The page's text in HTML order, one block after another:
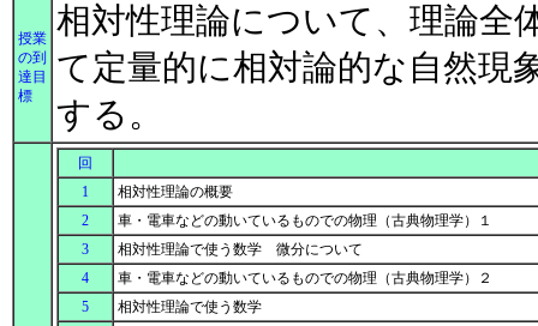
授業
の到
達目
標
相対性理論について、理論全
て定量的に相対論的な自然現
する。
回
1
相対性理論の概要
2
車・電車などの動いているものでの物理（古典物理学）１
3
相対性理論で使う数学 微分について
4
車・電車などの動いているものでの物理（古典物理学）２
5
相対性理論で使う数学